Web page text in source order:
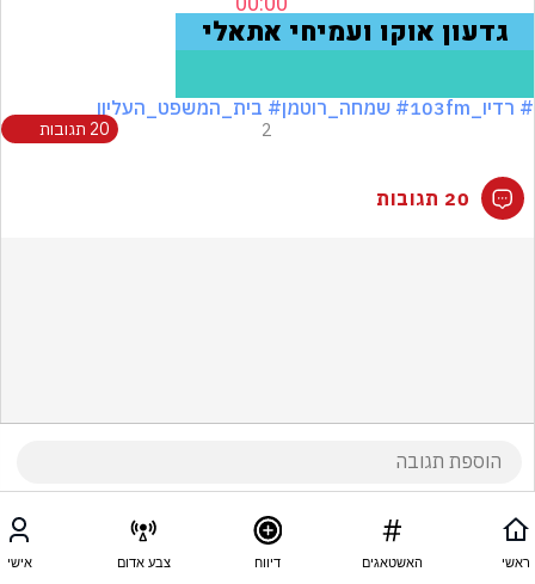
# רדיו_103fm # שמחה_רוטמן# בית_המשפט_העליון
2 20 תגובות
20 תגובות
ראשי האשטאגים דיווח צבע אדום אישי